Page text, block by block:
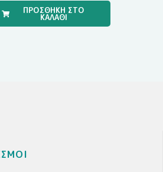
ΠΡΟΣΘΗΚΗ ΣΤΟ
ΚΑΛΑΘΙ